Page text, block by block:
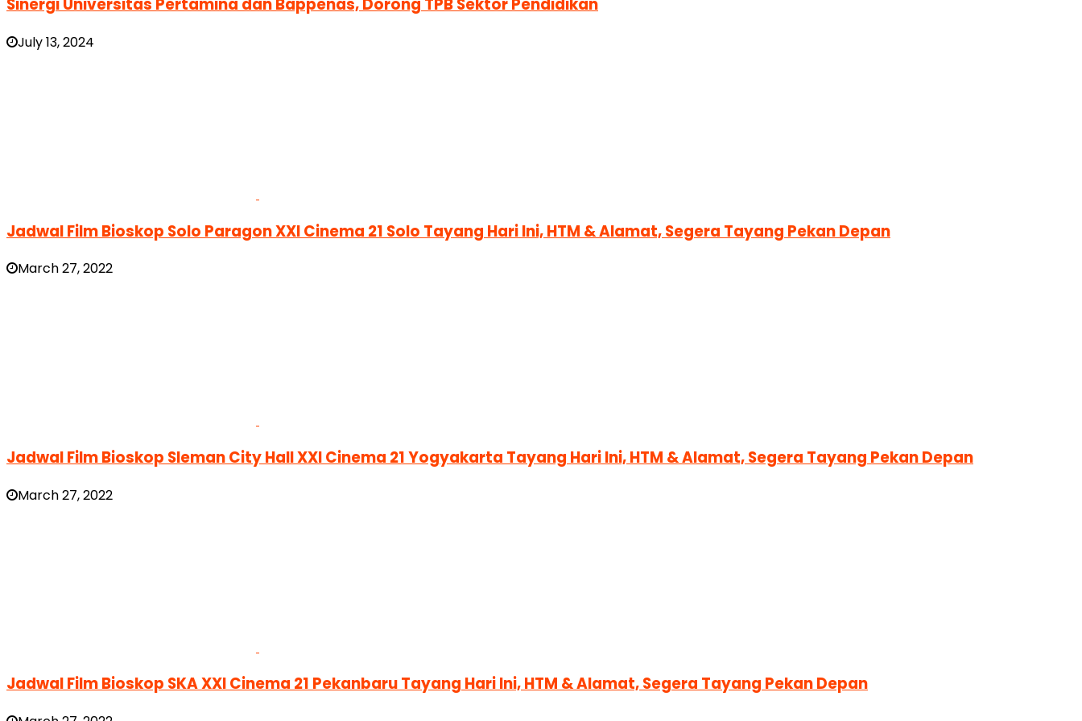
Sinergi Universitas Pertamina dan Bappenas, Dorong TPB Sektor Pendidikan
July 13, 2024
Jadwal Film Bioskop Solo Paragon XXI Cinema 21 Solo Tayang Hari Ini, HTM & Alamat, Segera Tayang Pekan Depan
March 27, 2022
Jadwal Film Bioskop Sleman City Hall XXI Cinema 21 Yogyakarta Tayang Hari Ini, HTM & Alamat, Segera Tayang Pekan Depan
March 27, 2022
Jadwal Film Bioskop SKA XXI Cinema 21 Pekanbaru Tayang Hari Ini, HTM & Alamat, Segera Tayang Pekan Depan